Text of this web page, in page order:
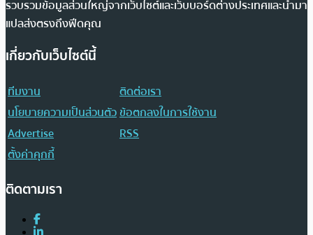
รวบรวมข้อมูลส่วนใหญ่จากเว็บไซต์และเว็บบอร์ดต่างประเทศและนำมา
แปลส่งตรงถึงฟีดคุณ
เกี่ยวกับเว็บไซต์นี้
ทีมงาน
ติดต่อเรา
นโยบายความเป็นส่วนตัวข้อตกลงในการใช้งาน
Advertise
RSS
ตั้งค่าคุกกี้
ติดตามเรา